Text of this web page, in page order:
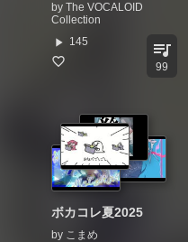
by The VOCALOID
Collection
play_arrow 145 queue_music
99
ボカコレ夏2025
by こまめ